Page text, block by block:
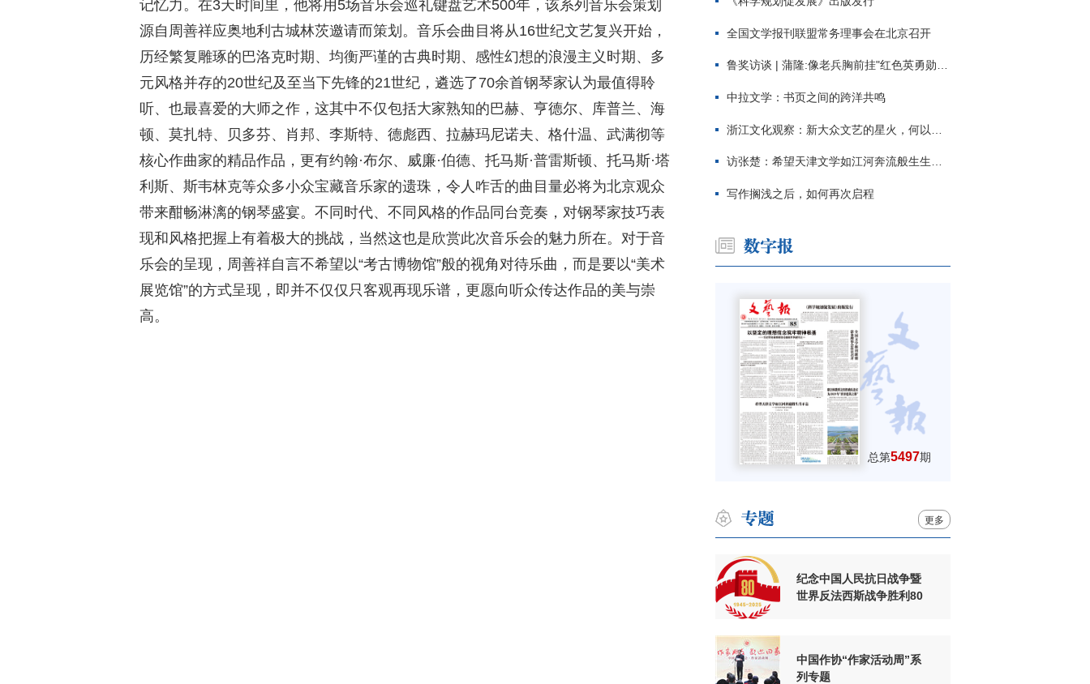
记忆力。在3天时间里，他将用5场音乐会巡礼键盘艺术500年，该系列音乐会策划
源自周善祥应奥地利古城林茨邀请而策划。音乐会曲目将从16世纪文艺复兴开始，
历经繁复雕琢的巴洛克时期、均衡严谨的古典时期、感性幻想的浪漫主义时期、多
元风格并存的20世纪及至当下先锋的21世纪，遴选了70余首钢琴家认为最值得聆
听、也最喜爱的大师之作，这其中不仅包括大家熟知的巴赫、亨德尔、库普兰、海
顿、莫扎特、贝多芬、肖邦、李斯特、德彪西、拉赫玛尼诺夫、格什温、武满彻等
核心作曲家的精品作品，更有约翰·布尔、威廉·伯德、托马斯·普雷斯顿、托马斯·塔
利斯、斯韦林克等众多小众宝藏音乐家的遗珠，令人咋舌的曲目量必将为北京观众
带来酣畅淋漓的钢琴盛宴。不同时代、不同风格的作品同台竞奏，对钢琴家技巧表
现和风格把握上有着极大的挑战，当然这也是欣赏此次音乐会的魅力所在。对于音
乐会的呈现，周善祥自言不希望以“考古博物馆”般的视角对待乐曲，而是要以“美术
展览馆”的方式呈现，即并不仅仅只客观再现乐谱，更愿向听众传达作品的美与崇
高。
全国文学报刊联盟常务理事会在北京召开
鲁奖访谈 | 蒲隆:像老兵胸前挂"红色英勇勋章"
中拉文学：书页之间的跨洋共鸣
浙江文化观察：新大众文艺的星火，何以燎原？
访张楚：希望天津文学如江河奔流般生生不息
写作搁浅之后，如何再次启程
总第5497期
更多
纪念中国人民抗日战争暨
世界反法西斯战争胜利80
中国作协“作家活动周”系
列专题